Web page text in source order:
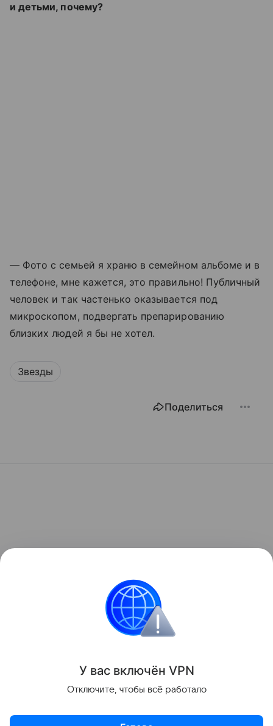
и детьми, почему?
— Фото с семьей я храню в семейном альбоме и в
телефоне, мне кажется, это правильно! Публичный
человек и так частенько оказывается под
микроскопом, подвергать препарированию
близких людей я бы не хотел.
Звезды
Поделиться
У вас включён VPN
Отключите, чтобы всё работало